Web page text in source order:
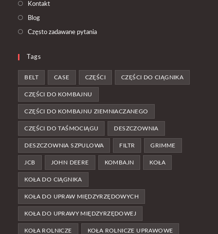
Kontakt
Blog
Często zadawane pytania
Tags
BELT CASE CZĘŚCI CZĘŚCI DO CIĄGNIKA
CZĘŚCI DO KOMBAJNU
CZĘŚCI DO KOMBAJNU ZIEMNIACZANEGO
CZĘŚCI DO TAŚMOCIĄGU DESZCZOWNIA
DESZCZOWNIA SZPULOWA FILTR GRIMME
JCB JOHN DEERE KOMBAJN KOŁA
KOŁA DO CIĄGNIKA
KOŁA DO UPRAW MIĘDZYRZĘDOWYCH
KOŁA DO UPRAWY MIĘDZYRZĘDOWEJ
KOŁA ROLNICZE KOŁA ROLNICZE UPRAWOWE